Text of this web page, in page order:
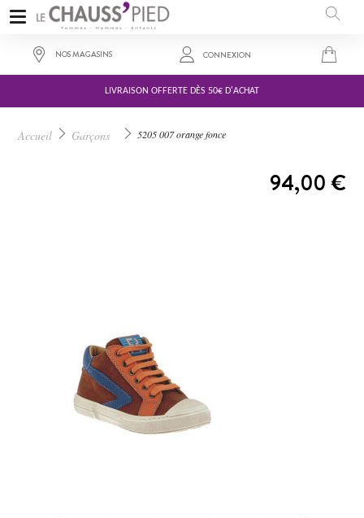
LIVRAISON OFFERTE DÈS 50€ D'ACHAT
NOS MAGASINS CONNEXION
Accueil Garçons 5205 007 orange fonce
94,00 €